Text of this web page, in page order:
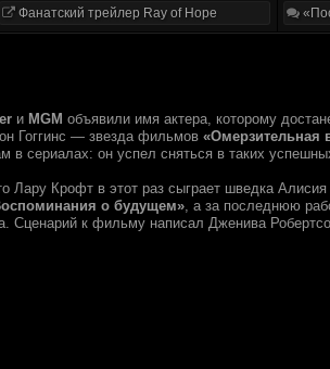
Фанатский трейлер Ray of Hope
и MGM объявили имя актера, которому
Гоггинс — звезда фильмов «Омерзительная
в сериалах: он успел сняться в таких
Лару Крофт в этот раз сыграет шведка
о будущем», а за последнюю
Сценарий к фильму написал Дженива